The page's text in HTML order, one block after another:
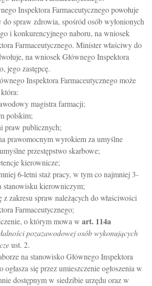
Inspektora Farmaceutycznego powołuje
do spraw zdrowia, spośród osób wyłonionych
i konkurencyjnego naboru, na wniosek
Farmaceutycznego. Minister właściwy do
na wniosek Głównego Inspektora
jego zastępcę.
Inspektora Farmaceutycznego może
magistra farmacji;
polskim;
praw publicznych;
prawomocnym wyrokiem za umyślne
przestępstwo skarbowe;
kierownicze;
6-letni staż pracy, w tym co najmniej 3-
stanowisku kierowniczym;
zakresu spraw należących do właściwości
Farmaceutycznego;
o którym mowa w art. 114a
pozazawodowej osób wykonujących
ust. 2.
na stanowisko Głównego Inspektora
ogłasza się przez umieszczenie ogłoszenia w
dostępnym w siedzibie urzędu oraz w